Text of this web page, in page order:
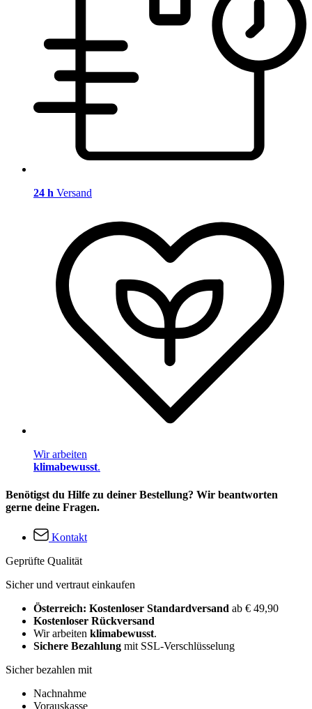
24 h Versand
Wir arbeiten
klimabewusst.
Benötigst du Hilfe zu deiner Bestellung? Wir beantworten
gerne deine Fragen.
Kontakt
Geprüfte Qualität
Sicher und vertraut einkaufen
Österreich: Kostenloser Standardversand ab € 49,90
Kostenloser Rückversand
Wir arbeiten klimabewusst.
Sichere Bezahlung mit SSL-Verschlüsselung
Sicher bezahlen mit
Nachnahme
Vorauskasse